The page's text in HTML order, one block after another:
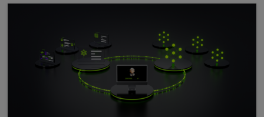
掌握智能体技术：AI 智能体定制